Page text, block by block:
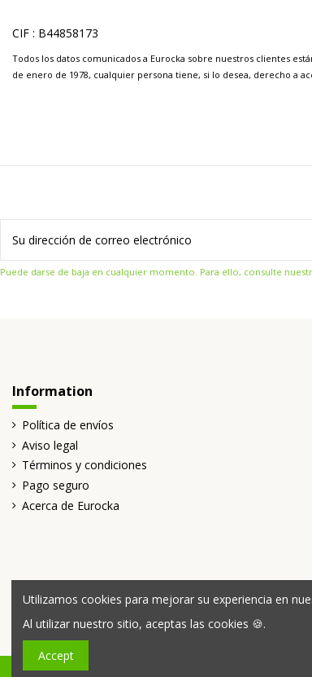
CIF : B44858173
Todos los datos comunicados a Eurocka sobre nuestros clientes
de enero de 1978, cualquier persona tiene, si lo desea, derecho a
Puede darse de baja en cualquier momento. Para ello, consulte
Information
Política de envíos
Aviso legal
Términos y condiciones
Pago seguro
Acerca de Eurocka
Utilizamos cookies para mejorar su experiencia en
Al utilizar nuestro sitio, aceptas las cookies 🍪.
Accept